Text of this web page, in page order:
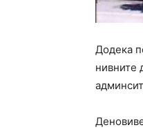
Додека
нивните